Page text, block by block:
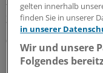
für das Auftreten
Zulassungsinhaber
06.08.2026
gelten innerhalb
finden Sie in unserer
in unserer
Wir und unsere
Folgendes